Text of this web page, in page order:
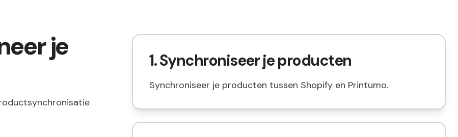
je 1. Synchroniseer je producten
Synchroniseer je producten tussen Shopify en Printumo.